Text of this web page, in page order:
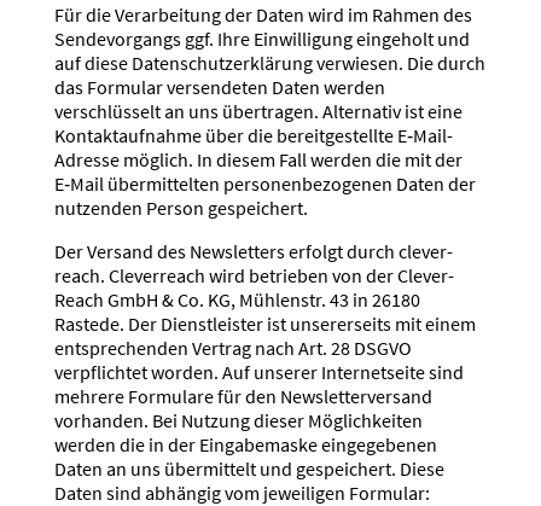
Für die Verar­beitung der Daten wird im Rahmen des
Sende­vor­gangs ggf. Ihre Einwil­ligung eingeholt und
auf diese Daten­schutz­er­klärung verwiesen. Die durch
das Formular versen­deten Daten werden
verschlüsselt an uns übertragen. Alter­nativ ist eine
Kontakt­auf­nahme über die bereit­ge­stellte E‑Mail-
Adresse möglich. In diesem Fall werden die mit der
E‑Mail übermit­telten perso­nen­be­zo­genen Daten der
nutzenden Person gespei­chert.
Der Versand des Newsletters erfolgt durch clever­
reach. Clever­reach wird betrieben von der Clever­
Reach GmbH & Co. KG, Mühlenstr. 43 in 26180
Rastede. Der Dienst­leister ist unserer­seits mit einem
entspre­chenden Vertrag nach Art. 28 DSGVO
verpflichtet worden. Auf unserer Inter­net­seite sind
mehrere Formulare für den Newslet­ter­versand
vorhanden. Bei Nutzung dieser Möglich­keiten
werden die in der Einga­be­maske einge­ge­benen
Daten an uns übermittelt und gespei­chert. Diese
Daten sind abhängig vom jewei­ligen Formular: